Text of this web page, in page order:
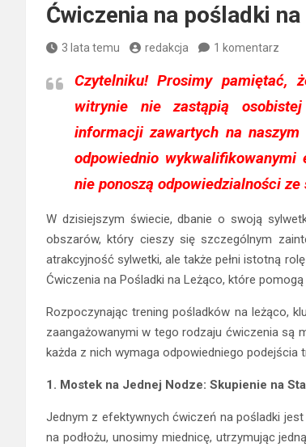
Ćwiczenia na pośladki
3 lata temu redakcja 1 komentarz
Czytelniku!Prosimy pamiętać,
witrynie nie zastąpią
informacji zawartych na
odpowiednio
nie ponoszą odpowiedzialności
W dzisiejszym świecie, dbanie o swoją
obszarów, który cieszy się szczególnym
atrakcyjność sylwetki, ale także pełni istotną
Ćwiczenia na Pośladki na Leżąco, które
Rozpoczynając trening pośladków na leżąco,
zaangażowanymi w tego rodzaju ćwiczenia są
każda z nich wymaga odpowiedniego podejścia
1. Mostek na Jednej Nodze: Skupienie na
Jednym z efektywnych ćwiczeń na pośladki
na podłożu, unosimy miednicę, utrzymując